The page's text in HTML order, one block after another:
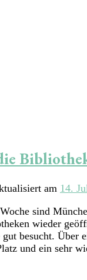
am 14.
sind
wieder
besucht. Über
und ein sehr